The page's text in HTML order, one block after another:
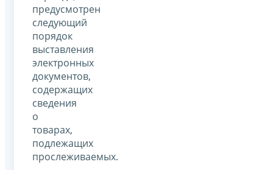
предусмотрен
следующий
порядок
выставления
электронных
документов,
содержащих
сведения
о
товарах,
подлежащих
прослеживаемых.